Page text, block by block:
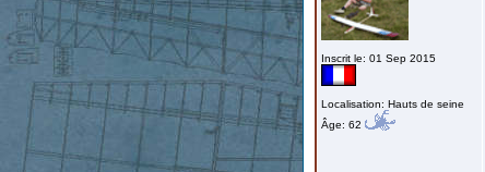
Inscrit le: 01 Sep 2015
Localisation: Hauts de seine
Âge: 62